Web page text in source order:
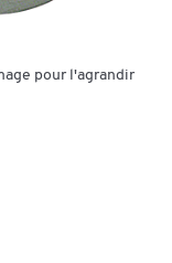
pour l'agrandir